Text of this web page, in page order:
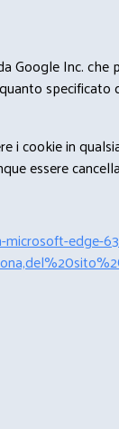
Google Inc.
specificato
i cookie in
essere
edge-